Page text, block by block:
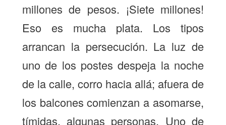
millones de pesos. ¡Siete millones!
Eso es mucha plata. Los tipos
arrancan la persecución. La luz de
uno de los postes despeja la noche
de la calle, corro hacia allá; afuera de
los balcones comienzan a asomarse,
tímidas, algunas personas. Uno de